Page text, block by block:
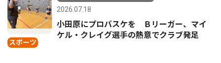
スポーツ
2026.07.18
小田原にプロバスケを Ｂリーガー、マイ
ケル・クレイグ選手の熱意でクラブ発足